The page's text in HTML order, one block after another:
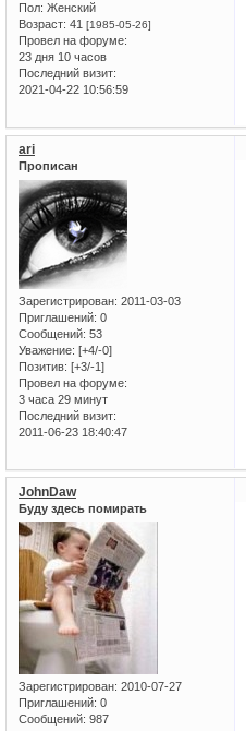
Пол: Женский
Возраст: 41 [1985-05-26]
Провел на форуме:
23 дня 10 часов
Последний визит:
2021-04-22 10:56:59
ari
Прописан
Зарегистрирован: 2011-03-03
Приглашений: 0
Сообщений: 53
Уважение: [+4/-0]
Позитив: [+3/-1]
Провел на форуме:
3 часа 29 минут
Последний визит:
2011-06-23 18:40:47
JohnDaw
Буду здесь помирать
Зарегистрирован: 2010-07-27
Приглашений: 0
Сообщений: 987